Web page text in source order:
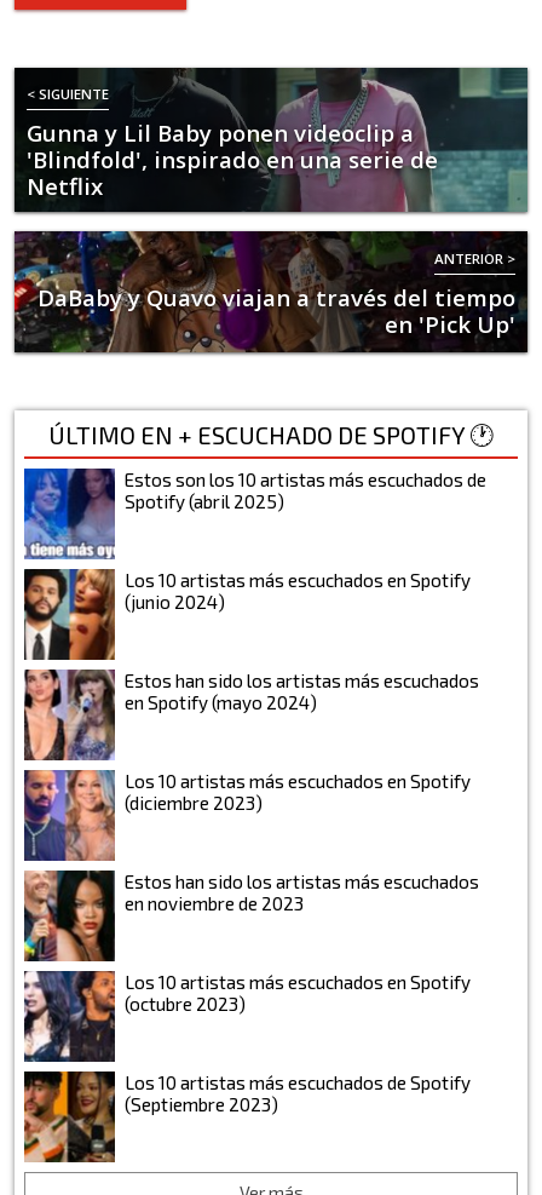
< SIGUIENTE
Gunna y Lil Baby ponen videoclip a
'Blindfold', inspirado en una serie de
Netflix
ANTERIOR >
DaBaby y Quavo viajan a través del tiempo
en 'Pick Up'
ÚLTIMO EN + ESCUCHADO DE SPOTIFY 🕐
Estos son los 10 artistas más escuchados de
Spotify (abril 2025)
Los 10 artistas más escuchados en Spotify
(junio 2024)
Estos han sido los artistas más escuchados
en Spotify (mayo 2024)
Los 10 artistas más escuchados en Spotify
(diciembre 2023)
Estos han sido los artistas más escuchados
en noviembre de 2023
Los 10 artistas más escuchados en Spotify
(octubre 2023)
Los 10 artistas más escuchados de Spotify
(Septiembre 2023)